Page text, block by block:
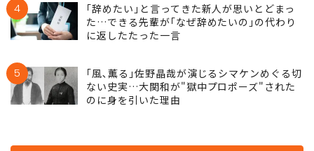
4
｢辞めたい｣と言ってきた新人が思いとどまっ
た…できる先輩が｢なぜ辞めたいの｣の代わり
に返したたった一言
5
｢風､薫る｣佐野晶哉が演じるシマケンめぐる切
ない史実…大関和が"獄中プロポーズ"された
のに身を引いた理由